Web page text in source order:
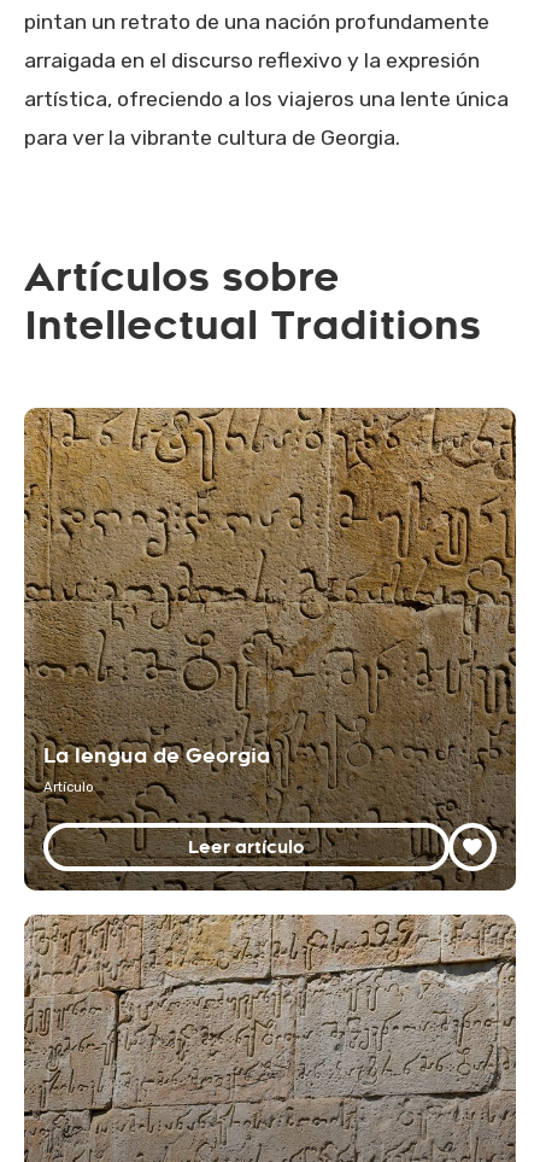
pintan un retrato de una nación profundamente
arraigada en el discurso reflexivo y la expresión
artística, ofreciendo a los viajeros una lente única
para ver la vibrante cultura de Georgia.
Artículos sobre
Intellectual Traditions
La lengua de Georgia
Artículo
Leer artículo